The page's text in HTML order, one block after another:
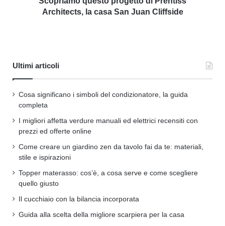
Architects, la casa San Juan Cliffside
Ultimi articoli
Cosa significano i simboli del condizionatore, la guida
completa
I migliori affetta verdure manuali ed elettrici recensiti con
prezzi ed offerte online
Come creare un giardino zen da tavolo fai da te: materiali,
stile e ispirazioni
Topper materasso: cos’è, a cosa serve e come scegliere
quello giusto
Il cucchiaio con la bilancia incorporata
Guida alla scelta della migliore scarpiera per la casa